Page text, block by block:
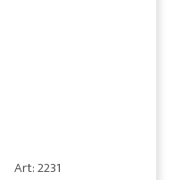
Art: 2231